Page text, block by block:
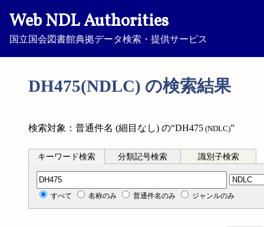
Web NDL Authorities
国立国会図書館典拠データ検索・提供サービス
DH475(NDLC) の検索結果
検索対象：普通件名 (細目なし) の“DH475 (NDLC)”
キーワード検索 分類記号検索 識別子検索
分類記号検索
すべて 名称のみ 普通件名のみ ジャンルのみ